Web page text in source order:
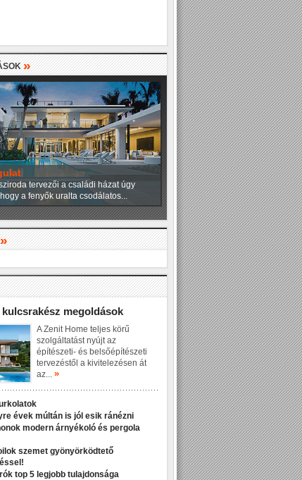
»
tervezői a családi házat úgy
a fenyők uralta csodálatos...
»
megoldások
A Zenit Home teljes körű
szolgáltatást nyújt az
építészeti- és belsőépítészeti
tervezéstől a kivitelezésen át
az... »
évek múltán is jól esik ránézni
modern árnyékoló és pergola
szemet gyönyörködtető
top 5 legjobb tulajdonsága